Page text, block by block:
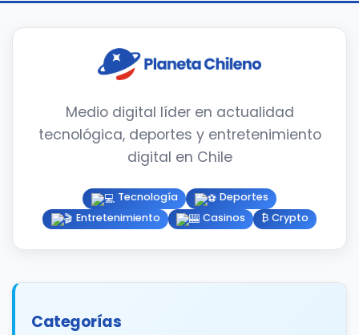
Medio digital líder en actualidad
tecnológica, deportes y entretenimiento
digital en Chile
Tecnología
Deportes
Entretenimiento
Casinos ₿ Crypto
Categorías